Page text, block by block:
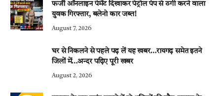
फर्जी ऑनलाइन पेमेंट दिखाकर पेट्रोल पंप से ठगी करने वाला
युवक गिरफ्तार, बलेनो कार जब्त!
August 7, 2026
घर से निकलने से पहले पढ़ लें यह खबर…रायगढ़ समेत इतने
जिलों में…अन्दर पढ़िए पूरी खबर
August 2, 2026